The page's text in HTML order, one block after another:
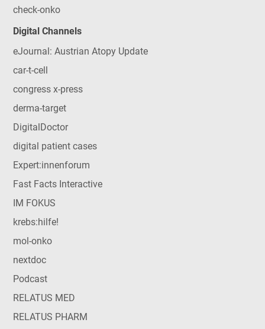
check-onko
Digital Channels
eJournal: Austrian Atopy Update
car-t-cell
congress x-press
derma-target
DigitalDoctor
digital patient cases
Expert:innenforum
Fast Facts Interactive
IM FOKUS
krebs:hilfe!
mol-onko
nextdoc
Podcast
RELATUS MED
RELATUS PHARM